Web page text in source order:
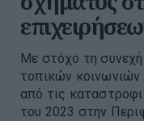
Με στόχο τη συνεχή
τοπικών κοινωνιών
από τις
του 2023 στην